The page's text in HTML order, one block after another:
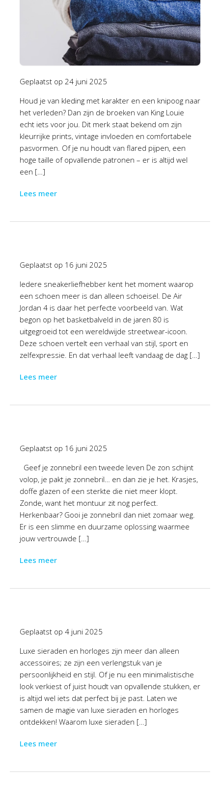
Geplaatst op 24 juni 2025
Houd je van kleding met karakter en een knipoog naar
het verleden? Dan zijn de broeken van King Louie
echt iets voor jou. Dit merk staat bekend om zijn
kleurrijke prints, vintage invloeden en comfortabele
pasvormen. Of je nu houdt van flared pijpen, een
hoge taille of opvallende patronen – er is altijd wel
een […]
Lees meer
Geplaatst op 16 juni 2025
Iedere sneakerliefhebber kent het moment waarop
een schoen meer is dan alleen schoeisel. De Air
Jordan 4 is daar het perfecte voorbeeld van. Wat
begon op het basketbalveld in de jaren 80 is
uitgegroeid tot een wereldwijde streetwear-icoon.
Deze schoen vertelt een verhaal van stijl, sport en
zelfexpressie. En dat verhaal leeft vandaag de dag […]
Lees meer
Geplaatst op 16 juni 2025
Geef je zonnebril een tweede leven De zon schijnt
volop, je pakt je zonnebril… en dan zie je het. Krasjes,
doffe glazen of een sterkte die niet meer klopt.
Zonde, want het montuur zit nog perfect.
Herkenbaar? Gooi je zonnebril dan niet zomaar weg.
Er is een slimme en duurzame oplossing waarmee
jouw vertrouwde […]
Lees meer
Geplaatst op 4 juni 2025
Luxe sieraden en horloges zijn meer dan alleen
accessoires; ze zijn een verlengstuk van je
persoonlijkheid en stijl. Of je nu een minimalistische
look verkiest of juist houdt van opvallende stukken, er
is altijd wel iets dat perfect bij je past. Laten we
samen de magie van luxe sieraden en horloges
ontdekken! Waarom luxe sieraden […]
Lees meer